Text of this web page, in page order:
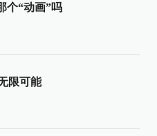
个“动画”吗
限可能